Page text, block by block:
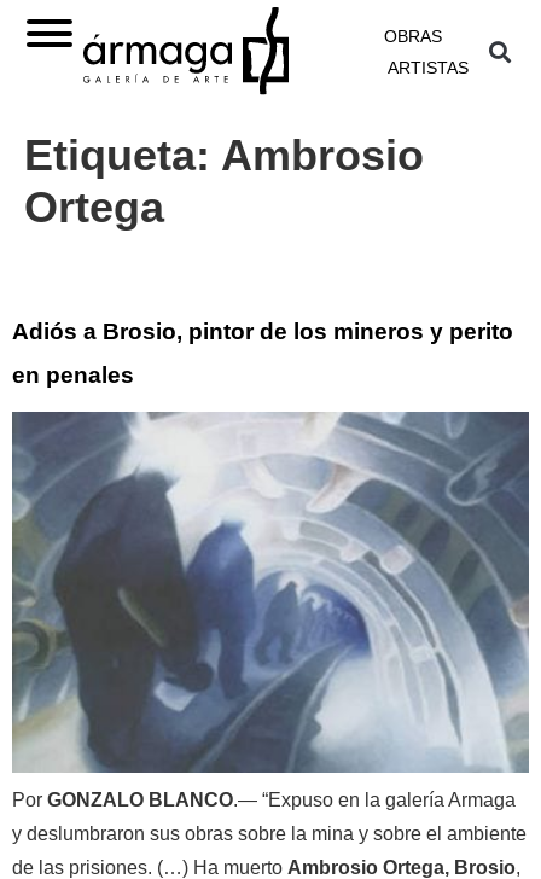
OBRAS
ARTISTAS
Etiqueta: Ambrosio
Ortega
Adiós a Brosio, pintor de los mineros y perito
en penales
Por GONZALO BLANCO.— “Expuso en la galería Armaga
y deslumbraron sus obras sobre la mina y sobre el ambiente
de las prisiones. (…) Ha muerto Ambrosio Ortega, Brosio,